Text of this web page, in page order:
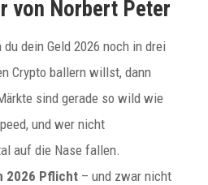
von Norbert Peter
dein Geld 2026 noch in drei
Crypto ballern willst, dann
sind gerade so wild wie
und wer nicht
auf die Nase fallen.
2026 Pflicht– und zwar nicht